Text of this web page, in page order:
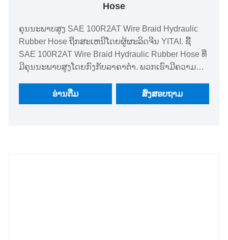
Hose
ຄຸນນະພາບສູງ SAE 100R2AT Wire Braid Hydraulic
Rubber Hose ຖືກສະເຫນີໂດຍຜູ້ຜະລິດຈີນ YITAI. ຊື້
SAE 100R2AT Wire Braid Hydraulic Rubber Hose ທີ່
ມີຄຸນນະພາບສູງໂດຍກົງກັບລາຄາຕໍ່າ. ພວກເຮົາມີຄວາມ
ຜະລິດຕະພັນຂອງພວກເຮົາມີປະໂຫຍດດ້ານລາຄາທີ່ດີແລະ
ກວມເອົາສ່ວນໃຫຍ່ຂອງຕະຫຼາດເອີຣົບແລະອາເມລິກາ.
ອ່ານ​ຕື່ມ ສົ່ງສອບຖາມ